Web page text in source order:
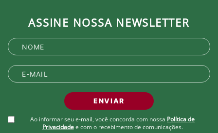
ASSINE NOSSA NEWSLETTER
ENVIAR
Ao informar seu e-mail, você concorda com nossa Política de
Privacidade e com o recebimento de comunicações.